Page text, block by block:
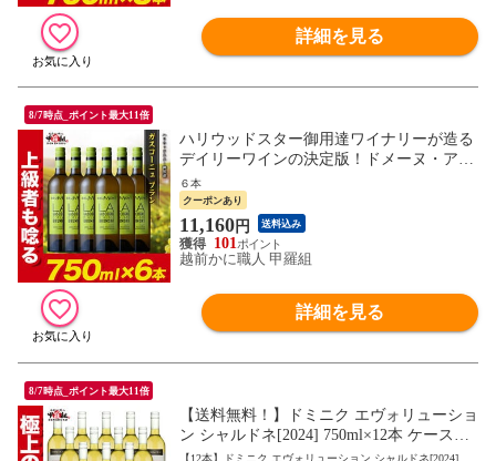
詳細を見る
8/7時点_ポイント最大11倍
ハリウッドスター御用達ワイナリーが造る
デイリーワインの決定版！ドメーヌ・アラ
ン・ブリュモン ガスコーニュ ブラン6本
フランス 白ワイン 辛口 グロ・マンサン ソ
ーヴィニヨン・ブラン お祝い ギフト 御中
元 お中元 残暑見舞い 夏ギフト
６本
クーポンあり
11,160円 送料込み
101
越前かに職人 甲羅組
詳細を見る
8/7時点_ポイント最大11倍
【送料無料！】ドミニク エヴォリューショ
ン シャルドネ[2024] 750ml×12本 ケース販
売 白ワイン 金賞 受賞 オーストラリア
【12本】ドミニク エヴォリューション シャルドネ[2024]